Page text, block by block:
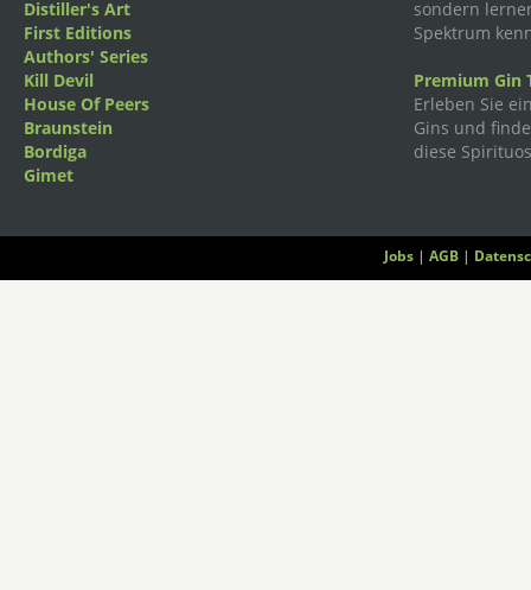
Distiller's Art
First Editions
Authors' Series
Kill Devil
House Of Peers
Braunstein
Bordiga
Gimet
sondern
Spektrum
Premium Gin
Erleben Sie
Gins und
diese
Jobs AGB